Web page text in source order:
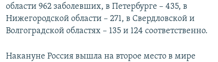
области 962 заболевших, в Петербурге – 435, в
Нижегородской области – 271, в Свердловской и
Волгоградской областях – 135 и 124 соответственно.
Накануне Россия вышла на второе место в мире